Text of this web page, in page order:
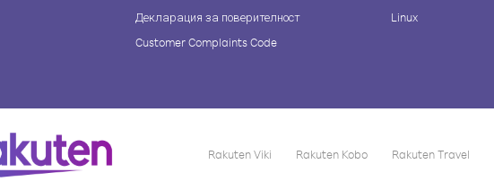
Декларация за поверителност
Customer Complaints Code
Linux
Rakuten Viki Rakuten Kobo Rakuten Travel